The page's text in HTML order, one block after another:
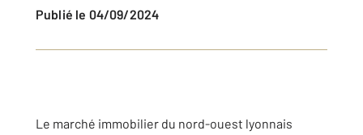
Publié le 04/09/2024
Le marché immobilier du nord-ouest lyonnais